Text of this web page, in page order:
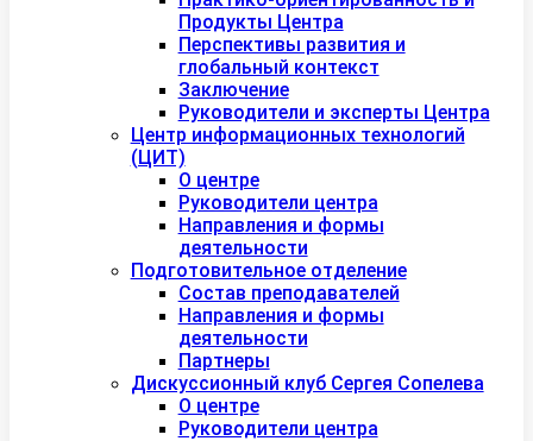
Продукты Центра
Перспективы развития и
глобальный контекст
Заключение
Руководители и эксперты Центра
Центр информационных технологий
(ЦИТ)
О центре
Руководители центра
Направления и формы
деятельности
Подготовительное отделение
Состав преподавателей
Направления и формы
деятельности
Партнеры
Дискуссионный клуб Сергея Сопелева
О центре
Руководители центра